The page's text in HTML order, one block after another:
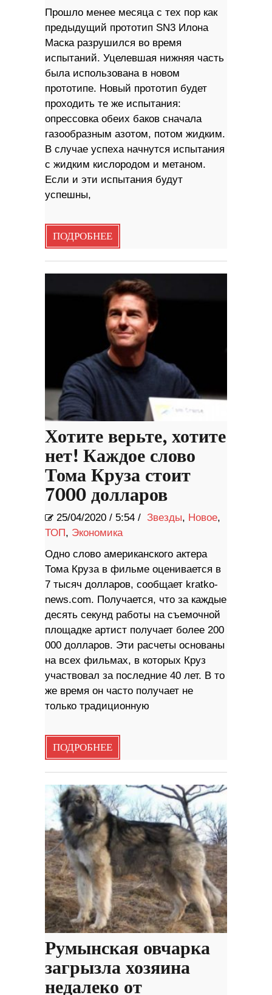
Прошло менее месяца с тех пор как
предыдущий прототип SN3 Илона
Маска разрушился во время
испытаний. Уцелевшая нижняя часть
была использована в новом
прототипе. Новый прототип будет
проходить те же испытания:
опрессовка обеих баков сначала
газообразным азотом, потом жидким.
В случае успеха начнутся испытания
с жидким кислородом и метаном.
Если и эти испытания будут
успешны,
ПОДРОБНЕЕ
Хотите верьте, хотите
нет! Каждое слово
Тома Круза стоит
7000 долларов
25/04/2020 / 5:54 / Звезды, Новое,
ТОП, Экономика
Одно слово американского актера
Тома Круза в фильме оценивается в
7 тысяч долларов, сообщает kratko-
news.com. Получается, что за каждые
десять секунд работы на съемочной
площадке артист получает более 200
000 долларов. Эти расчеты основаны
на всех фильмах, в которых Круз
участвовал за последние 40 лет. В то
же время он часто получает не
только традиционную
ПОДРОБНЕЕ
Румынская овчарка
загрызла хозяина
недалеко от